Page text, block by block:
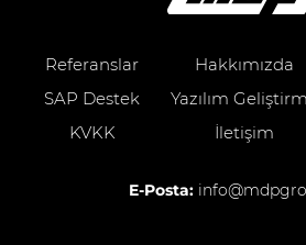
Referanslar Hakkımızda
SAP Destek
Yazılım
KVKK
İletişim
E-Posta: